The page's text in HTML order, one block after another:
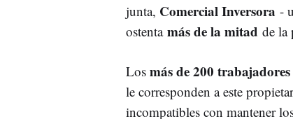
junta, Comercial Inversora -
ostenta más de la mitad de la
Los más de 200 trabajadores
le corresponden a este
incompatibles con mantener